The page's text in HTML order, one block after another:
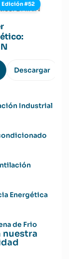
Edición #52
Descargar
Industrial
Energética
de Frio
nuestra